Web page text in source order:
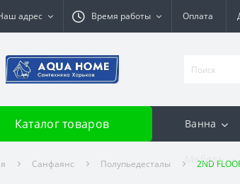
адрес Время работы Оплата
Каталог товаров Ванна
Мебель
Санфаянс Полупьедесталы 2ND